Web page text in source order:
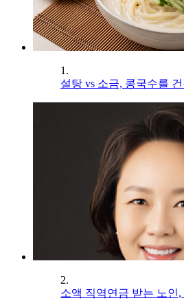
1.
설탕 vs 소금, 콩국수를
2.
소액 직역연금 받는 노인